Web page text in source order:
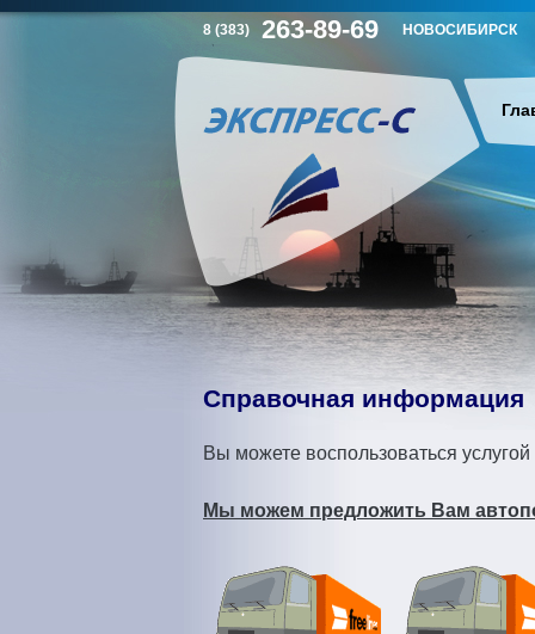
Г
л
в
н
8 (383) 263-89-69 НОВОСИБИРСК
Справочная информация
Вы можете воспользоваться
Мы можем предложить Вам